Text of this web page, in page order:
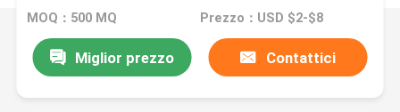
citronella
MOQ：500 MQ Prezzo：USD $2-$8
Miglior prezzo Contattici